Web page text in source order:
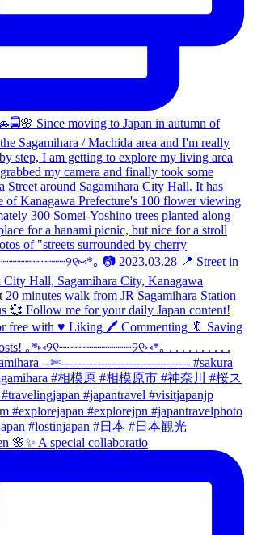
🌸✨ A special collaboratio